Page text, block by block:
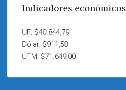
Indicadores económicos
UF: $40.844,79
Dólar: $911,58
UTM: $71.649,00